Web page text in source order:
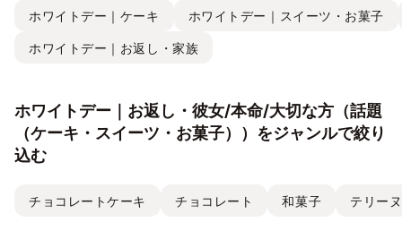
ホワイトデー｜ケーキ ホワイトデー｜スイーツ・お菓子
ホワイトデー｜お返し・家族
ホワイトデー｜お返し・彼女/本命/大切な方（話題
（ケーキ・スイーツ・お菓子））をジャンルで絞り
込む
チョコレートケーキ チョコレート 和菓子 テリーヌ